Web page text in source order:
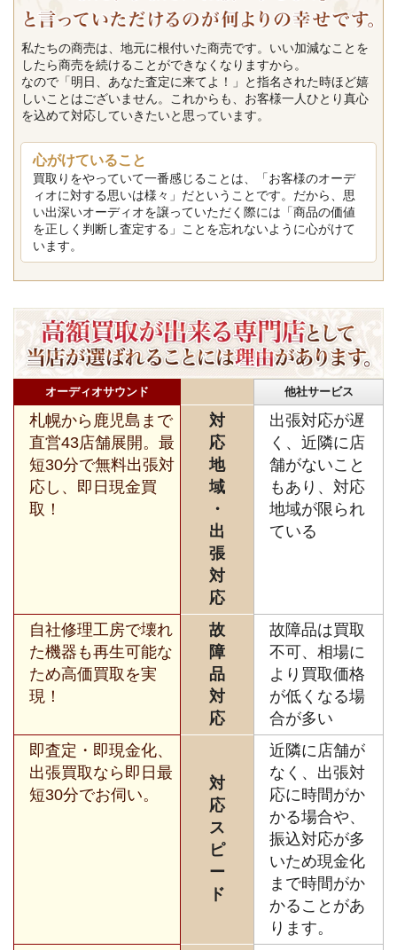
私たちの商売は、地元に根付いた商売です。いい加減なことを
したら商売を続けることができなくなりますから。
なので「明日、あなた査定に来てよ！」と指名された時ほど嬉
しいことはございません。これからも、お客様一人ひとり真心
を込めて対応していきたいと思っています。
心がけていること
買取りをやっていて一番感じることは、「お客様のオーデ
ィオに対する思いは様々」だということです。だから、思
い出深いオーディオを譲っていただく際には「商品の価値
を正しく判断し査定する」ことを忘れないように心がけて
います。
オーディオサウンド 他社サービス
札幌から鹿児島まで
直営43店舗展開。最
短30分で無料出張対
応し、即日現金買
取！
対
応
地
域
・
出
張
対
応
出張対応が遅
く、近隣に店
舗がないこと
もあり、対応
地域が限られ
ている
自社修理工房で壊れ
た機器も再生可能な
ため高価買取を実
現！
故
障
品
対
応
故障品は買取
不可、相場に
より買取価格
が低くなる場
合が多い
即査定・即現金化、
出張買取なら即日最
短30分でお伺い。
対
応
ス
ピ
ー
ド
近隣に店舗が
なく、出張対
応に時間がか
かる場合や、
振込対応が多
いため現金化
まで時間がか
かることがあ
ります。